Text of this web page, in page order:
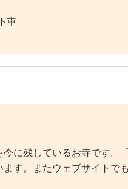
車
に残しているお寺です。
す。またウェブサイトで